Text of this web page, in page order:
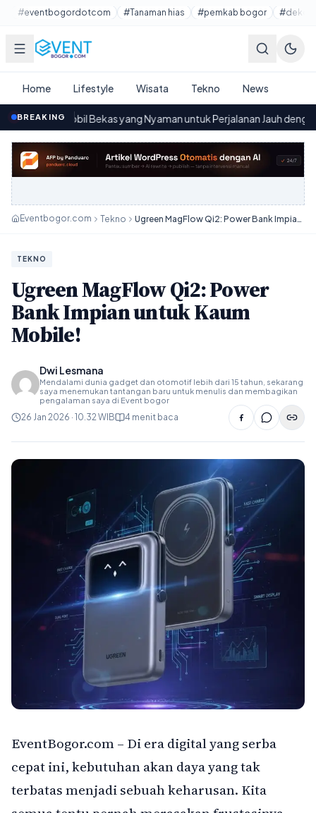
Lewati ke konten utama
#eventbogordotcom #Tanaman hias #pemkab bogor
Home Lifestyle Wisata Tekno News
BREAKING
yang Nyaman untuk Perjalanan Jauh dengan Harga Mulai Rp90
Eventbogor.com Tekno Ugreen MagFlow Qi2: Power Bank Impian untuk Kaum Mobile!
TEKNO
Ugreen MagFlow Qi2: Power
Bank Impian untuk Kaum
Mobile!
Dwi Lesmana
Mendalami dunia gadget dan otomotif lebih dari 15 tahun, sekarang
saya menemukan tantangan baru untuk menulis dan membagikan
pengalaman saya di Event bogor
26 Jan 2026 · 10.32 WIB 4 menit baca
EventBogor.com – Di era digital yang serba
cepat ini, kebutuhan akan daya yang tak
terbatas menjadi sebuah keharusan. Kita